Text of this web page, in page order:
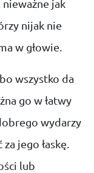
jak
nijak nie
w głowie.
wszystko da
go w łatwy
wydarzy
jego łaskę.
lub